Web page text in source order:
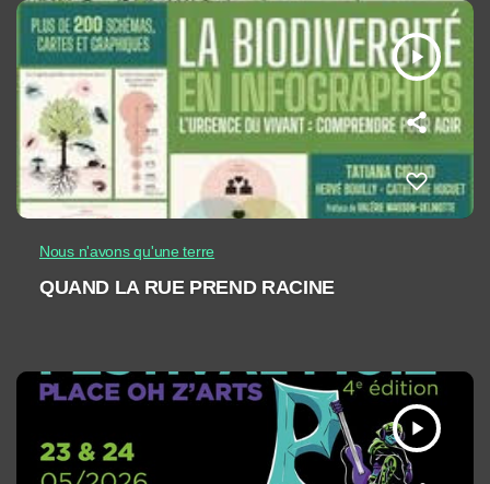
play_arrow
Nous n'avons qu'une terre
QUAND LA RUE PREND RACINE
play_arrow